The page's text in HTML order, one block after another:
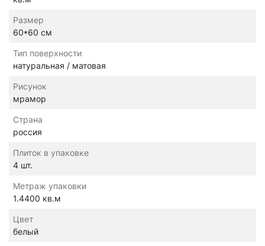
Размер
60*60 см
Тип поверхности
натуральная / матовая
Рисунок
мрамор
Страна
россия
Плиток в упаковке
4 шт.
Метраж упаковки
1.4400 кв.м
Цвет
белый